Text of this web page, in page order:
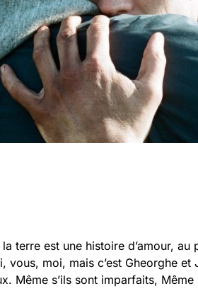
terre est une histoire d’amour,
moi, mais c’est Gheorghe et
Même s’ils sont imparfaits, Même